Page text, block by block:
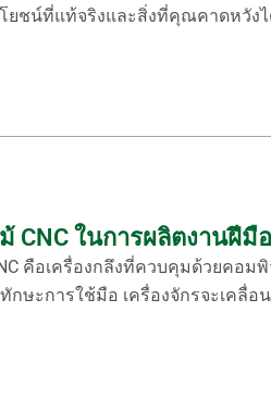
ยชน์ที่แท้จริงและสิ่งที่คุณคาดหวัง
CNC ในการผลิตงานฝีมื
คือเครื่องกลึงที่ควบคุมด้วยคอ
กษะการใช้มือ เครื่องจักรจะเคลื่